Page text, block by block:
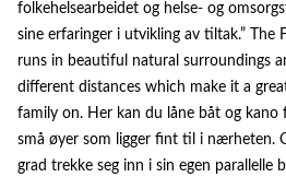
folkehelsearbeidet og helse- og
sine erfaringer i utvikling av tiltak.” The
runs in beautiful natural surroundings
different distances which make it a
family on. Her kan du låne båt og kano
små øyer som ligger fint til i nærheten.
grad trekke seg inn i sin egen parallelle